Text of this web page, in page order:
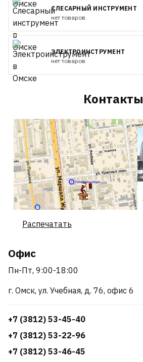
СЛЕСАРНЫЙ ИНСТРУМЕНТ
нет товаров
ЭЛЕКТРОИНСТРУМЕНТ
нет товаров
Контакты
Распечатать
Офис
Пн-Пт, 9:00-18:00
г. Омск, ул. Учебная, д. 76, офис 6
+7 (3812) 53-45-40
+7 (3812) 53-22-96
+7 (3812) 53-46-45